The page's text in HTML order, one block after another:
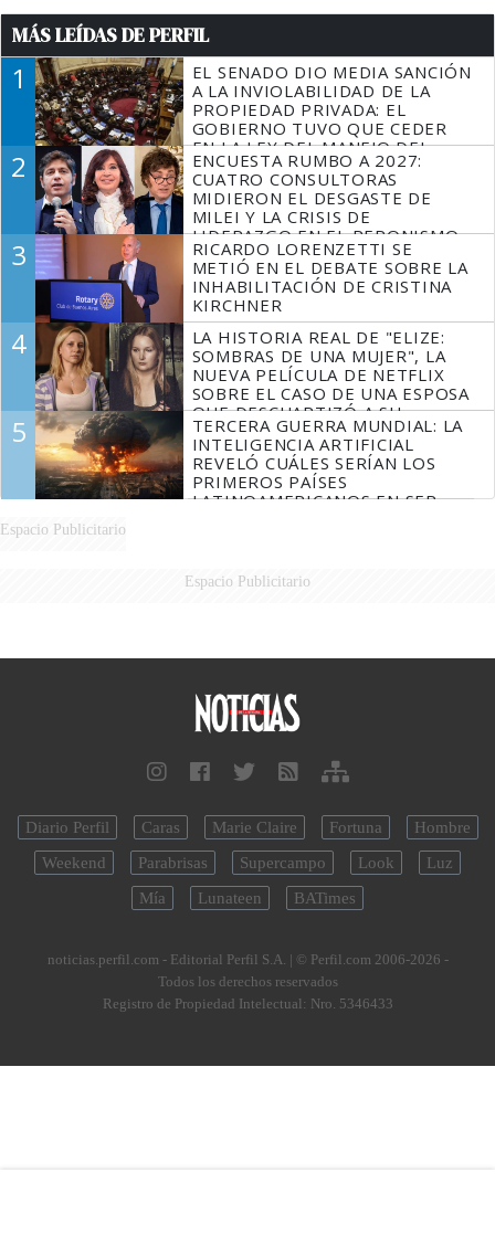
MÁS LEÍDAS DE PERFIL
1
EL SENADO DIO MEDIA SANCIÓN
A LA INVIOLABILIDAD DE LA
PROPIEDAD PRIVADA: EL
GOBIERNO TUVO QUE CEDER
EN LA LEY DEL MANEJO DEL
FUEGO
2
ENCUESTA RUMBO A 2027:
CUATRO CONSULTORAS
MIDIERON EL DESGASTE DE
MILEI Y LA CRISIS DE
LIDERAZGO EN EL PERONISMO
3
RICARDO LORENZETTI SE
METIÓ EN EL DEBATE SOBRE LA
INHABILITACIÓN DE CRISTINA
KIRCHNER
4
LA HISTORIA REAL DE "ELIZE:
SOMBRAS DE UNA MUJER", LA
NUEVA PELÍCULA DE NETFLIX
SOBRE EL CASO DE UNA ESPOSA
QUE DESCUARTIZÓ A SU
MARIDO
5
TERCERA GUERRA MUNDIAL: LA
INTELIGENCIA ARTIFICIAL
REVELÓ CUÁLES SERÍAN LOS
PRIMEROS PAÍSES
LATINOAMERICANOS EN SER
Espacio Publicitario
Espacio Publicitario
Diario Perfil Caras Marie Claire Fortuna
Hombre
Weekend
Parabrisas Supercampo Look
Luz
Mía
Lunateen BATimes
noticias.perfil.com - Editorial Perfil S.A. | © Perfil.com 2006-2026 -
Todos los derechos reservados
Registro de Propiedad Intelectual: Nro. 5346433